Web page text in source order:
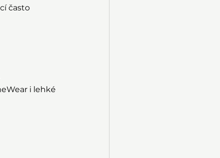
často
i lehké